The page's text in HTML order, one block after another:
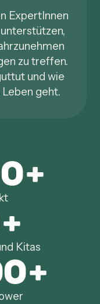
ExpertInnen
zu treffen.
und wie
geht.
+
+
Kitas
+